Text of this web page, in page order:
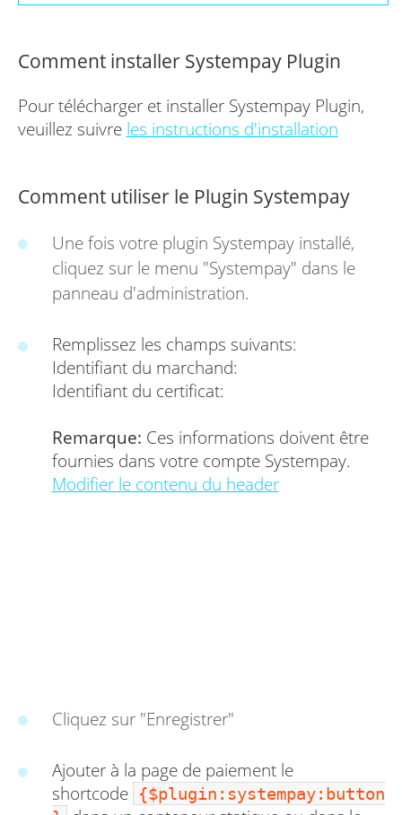
Comment installer Systempay Plugin
Pour télécharger et installer Systempay Plugin,
veuillez suivre les instructions d'installation
Comment utiliser le Plugin Systempay
Une fois votre plugin Systempay installé,
cliquez sur le menu "Systempay" dans le
panneau d'administration.
Remplissez les champs suivants:
Identifiant du marchand:
Identifiant du certificat:
Remarque: Ces informations doivent être
fournies dans votre compte Systempay.
Modifier le contenu du header
Cliquez sur "Enregistrer"
Ajouter à la page de paiement le
shortcode {$plugin:systempay:button